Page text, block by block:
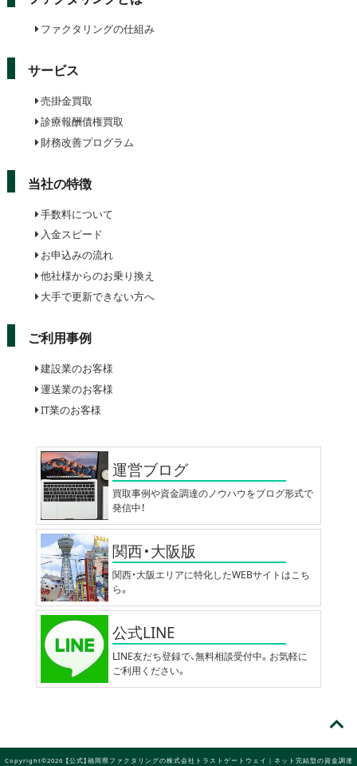
ファクタリングの仕組み
サービス
売掛金買取
診療報酬債権買取
財務改善プログラム
当社の特徴
手数料について
入金スピード
お申込みの流れ
他社様からのお乗り換え
大手で更新できない方へ
ご利用事例
建設業のお客様
運送業のお客様
IT業のお客様
運営ブログ
買取事例や資金調達のノウハウをブログ形式で
発信中！
関西・大阪版
関西・大阪エリアに特化したWEBサイトはこち
ら。
公式LINE
LINE友だち登録で、無料相談受付中。お気軽に
ご利用ください。
Copyright©2026 【公式】福岡県ファクタリングの株式会社トラストゲートウェイ｜ネット完結型の資金調達